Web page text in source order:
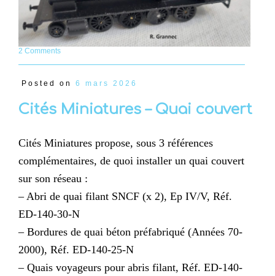
2 Comments
Posted on 6 mars 2026
Cités Miniatures – Quai couvert
Cités Miniatures propose, sous 3 références
complémentaires, de quoi installer un quai couvert
sur son réseau :
– Abri de quai filant SNCF (x 2), Ep IV/V, Réf.
ED-140-30-N
– Bordures de quai béton préfabriqué (Années 70-
2000), Réf. ED-140-25-N
– Quais voyageurs pour abris filant, Réf. ED-140-